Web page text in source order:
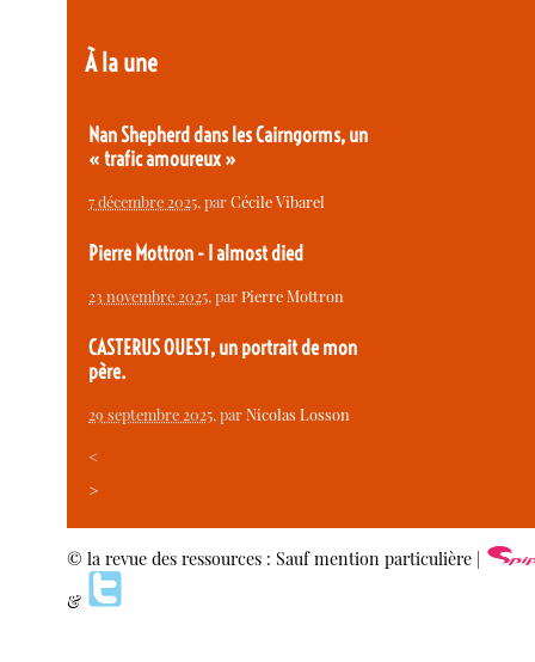
À la une
Nan Shepherd dans les Cairngorms, un
« trafic amoureux »
7 décembre 2025, parCécile Vibarel
Pierre Mottron - I almost died
23 novembre 2025, parPierre Mottron
CASTERUS OUEST, un portrait de mon
père.
29 septembre 2025, parNicolas Losson
<
>
© la revue des ressources : Sauf mention particulière |
&